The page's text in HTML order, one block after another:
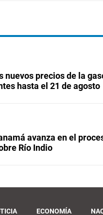
nuevos precios de la
hasta el 21 de agosto
avanza en el
Río Indio
ECONOMÍA